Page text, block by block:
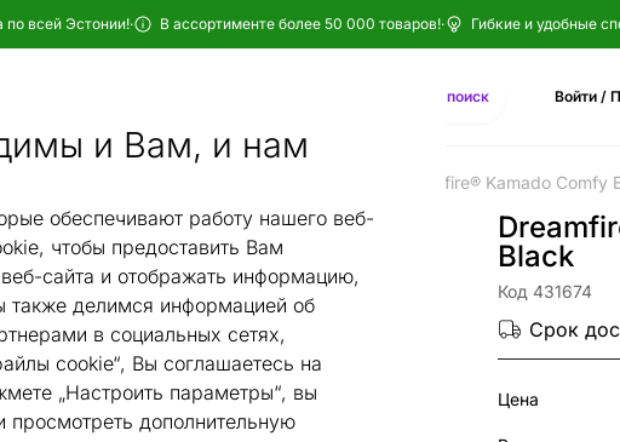
и Вам, и нам
обеспечивают работу нашего веб-
чтобы предоставить Вам
сайта и отображать информацию,
делимся информацией об
в социальных сетях,
cookie“, Вы соглашаетесь на
„Настроить параметры“, вы
дополнительную
по всей Эстонии!· В ассортименте более 50 000 товаров!· Гибкие и удобные
AI-поиск Войти /
Dreamfire® Kamado Comfy
Black
Код 431674
Срок
Цена